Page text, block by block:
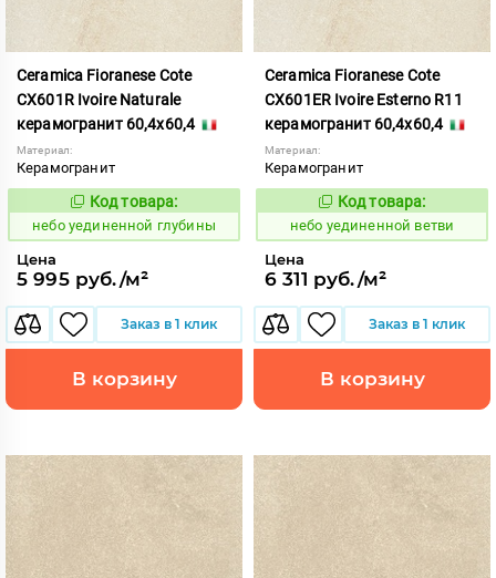
Ceramica Fioranese Cote
CX601R Ivoire Naturale
керамогранит 60,4x60,4
Материал:
Керамогранит
1122892
Код товара:
небо уединенной глубины
Цена
5 995 руб./м²
Заказ в 1 клик
В корзину
Ceramica Fioranese Cote
CX601ER Ivoire Esterno R11
керамогранит 60,4x60,4
Материал:
Керамогранит
1122884
Код товара:
небо уединенной ветви
Цена
6 311 руб./м²
Заказ в 1 клик
В корзину